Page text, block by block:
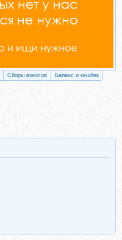
Сборы взносов Баланс и кешбек